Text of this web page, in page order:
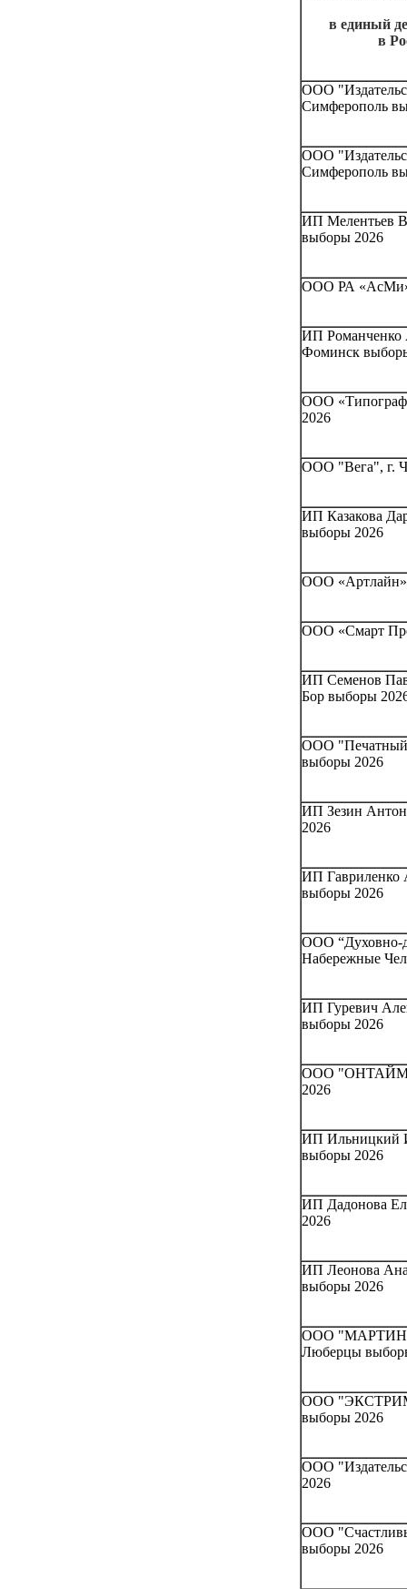
в единый
в
ООО
Симферополь
ООО
Симферополь
ИП Мелентьев
выборы 2026
ООО РА «АсМи»,
ИП Романченко
Фоминск
ООО
2026
ООО "Вега", г.
ИП Казакова
выборы 2026
ООО
ООО «Смарт
ИП Семенов
Бор выборы
ООО "Печатный
выборы 2026
ИП Зезин Антон
2026
ИП Гавриленко
выборы 2026
ООО “Духовно-
Набережные
ИП Гуревич
выборы 2026
ООО "ОНТАЙМ
2026
ИП Ильницкий
выборы 2026
ИП Дадонова
2026
ИП Леонова
выборы 2026
ООО "МАРТИН
Люберцы
ООО "ЭКСТРИМ
выборы 2026
ООО
2026
ООО
выборы 2026